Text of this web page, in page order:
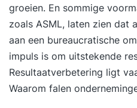
in het vakgebied, om de
steeds weer te
veranderende tijden bij
voor veel mensen is die
zo eenvoudig. Want hoe
groeien. En sommige
zoals ASML, laten zien dat
aan een bureaucratische
impuls is om uitstekende
Resultaatverbetering ligt
Waarom falen